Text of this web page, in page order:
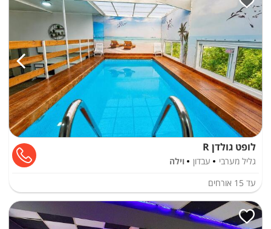
לופט גולדן R
גליל מערבי עבדון
וילה
עד 15 אורחים